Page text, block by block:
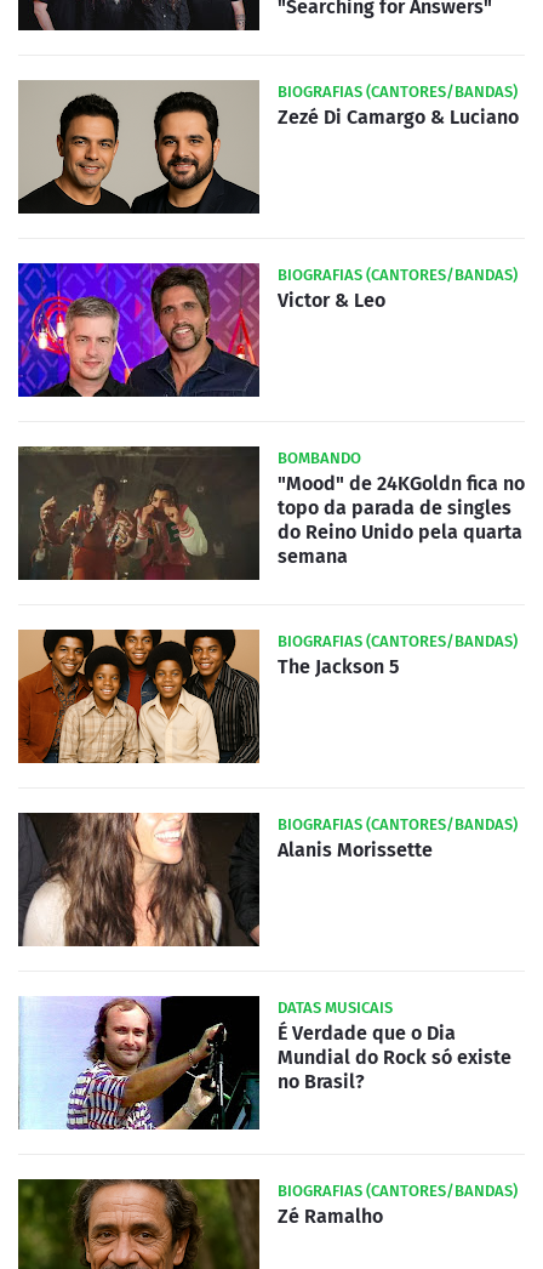
"Searching for Answers"
BIOGRAFIAS (CANTORES/BANDAS)
Zezé Di Camargo & Luciano
BIOGRAFIAS (CANTORES/BANDAS)
Victor & Leo
BOMBANDO
"Mood" de 24KGoldn fica no
topo da parada de singles
do Reino Unido pela quarta
semana
BIOGRAFIAS (CANTORES/BANDAS)
The Jackson 5
BIOGRAFIAS (CANTORES/BANDAS)
Alanis Morissette
DATAS MUSICAIS
É Verdade que o Dia
Mundial do Rock só existe
no Brasil?
BIOGRAFIAS (CANTORES/BANDAS)
Zé Ramalho